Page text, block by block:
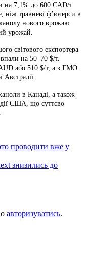
на 7,1% до 600 CAD/т
ніж травневі ф’ючерси в
нового врожаю
урожай.
світового експортера
на 50–70 $/т.
або 510 $/т, а з ГМО
в Канаді, а також
США, що суттєво
проводити вже у
знизились до
авторизуватись.